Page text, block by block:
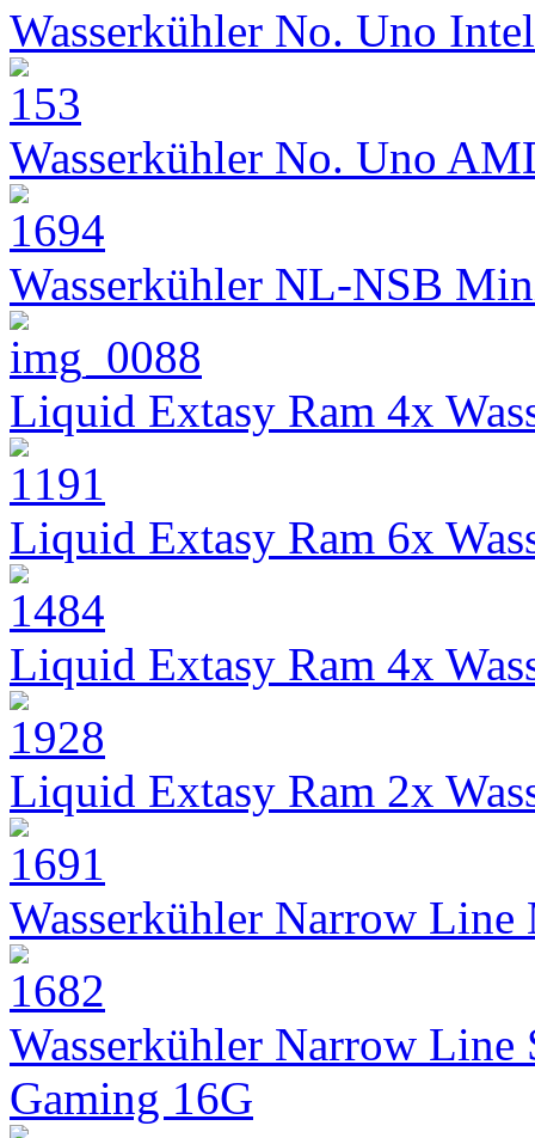
Wasserkühler No. Uno Intel
Wasserkühler No. Uno
Wasserkühler NL-NSB
Liquid Extasy Ram 4x
Liquid Extasy Ram 6x
Liquid Extasy Ram 4x
Liquid Extasy Ram 2x
Wasserkühler Narrow
Wasserkühler Narrow
Gaming 16G